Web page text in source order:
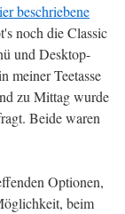
beschriebene
noch die Classic
und Desktop-
meiner Teetasse
zu Mittag wurde
Beide waren
Optionen,
beim